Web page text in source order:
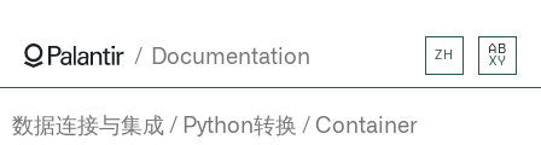
Documentation ZH
AB
XY
数据连接与集成 Python转换
Container